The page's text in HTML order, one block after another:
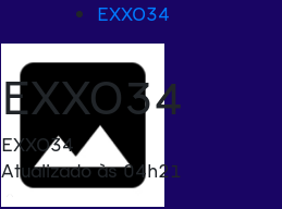
EXXO34
EXXO34
EXXO34
Atualizado às 04h21